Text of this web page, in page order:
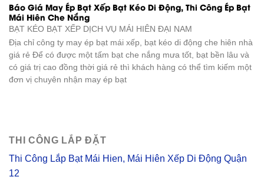
Báo Giá May Ép Bạt Xếp Bạt Kéo Di Động, Thi Công Ép Bạt
Mái Hiên Che Nắng
BẠT KÉO BẠT XẾP DỊCH VỤ MÁI HIÊN ĐẠI NAM
Địa chỉ công ty may ép bạt mái xếp, bạt kéo di động che hiên nhà
giá rẻ Để có được một tấm bạt che nắng mưa tốt, bạt bền lâu và
có giá trị cao đồng thời giá rẻ thì khách hàng có thể tìm kiếm một
đơn vị chuyên nhận may ép bạt
THI CÔNG LẮP ĐẶT
Thi Công Lắp Bạt Mái Hien, Mái Hiên Xếp Di Động Quận
12